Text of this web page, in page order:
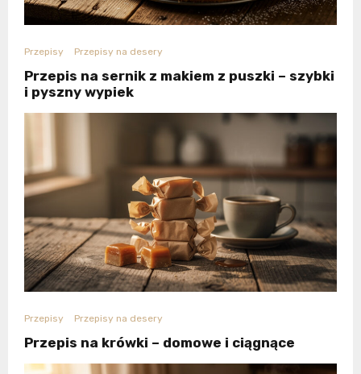
Przepisy Przepisy na desery
Przepis na sernik z makiem z puszki – szybki
i pyszny wypiek
Przepisy Przepisy na desery
Przepis na krówki – domowe i ciągnące